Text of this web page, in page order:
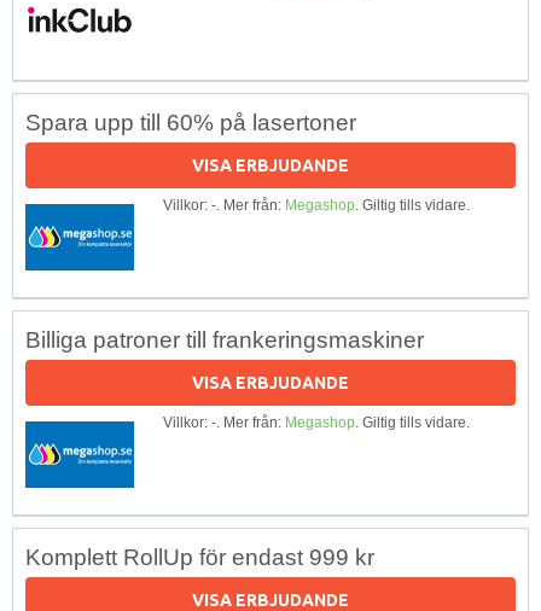
Spara upp till 60% på lasertoner
VISA ERBJUDANDE
Villkor: -. Mer från: Megashop. Giltig tills vidare.
Billiga patroner till frankeringsmaskiner
VISA ERBJUDANDE
Villkor: -. Mer från: Megashop. Giltig tills vidare.
Komplett RollUp för endast 999 kr
VISA ERBJUDANDE